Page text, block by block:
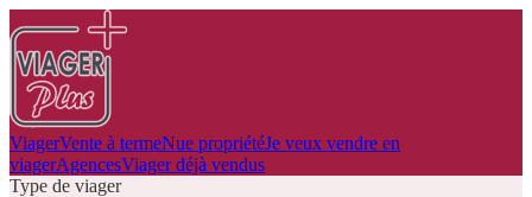
ViagerVente à termeNue propriétéJe veux vendre en
viagerAgencesViager déjà vendus
Type de viager